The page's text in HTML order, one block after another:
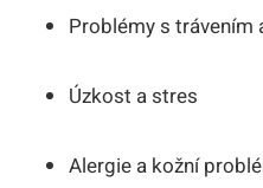
Problémy s⁢ trávením
Úzkost a stres
Alergie a kožní